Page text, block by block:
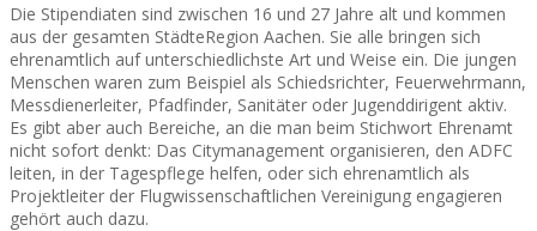
Die Stipendiaten sind zwischen 16 und 27 Jahre alt und kommen
aus der gesamten StädteRegion Aachen. Sie alle bringen sich
ehrenamtlich auf unterschiedlichste Art und Weise ein. Die jungen
Menschen waren zum Beispiel als Schiedsrichter, Feuerwehrmann,
Messdienerleiter, Pfadfinder, Sanitäter oder Jugenddirigent aktiv.
Es gibt aber auch Bereiche, an die man beim Stichwort Ehrenamt
nicht sofort denkt: Das Citymanagement organisieren, den ADFC
leiten, in der Tagespflege helfen, oder sich ehrenamtlich als
Projektleiter der Flugwissenschaftlichen Vereinigung engagieren
gehört auch dazu.